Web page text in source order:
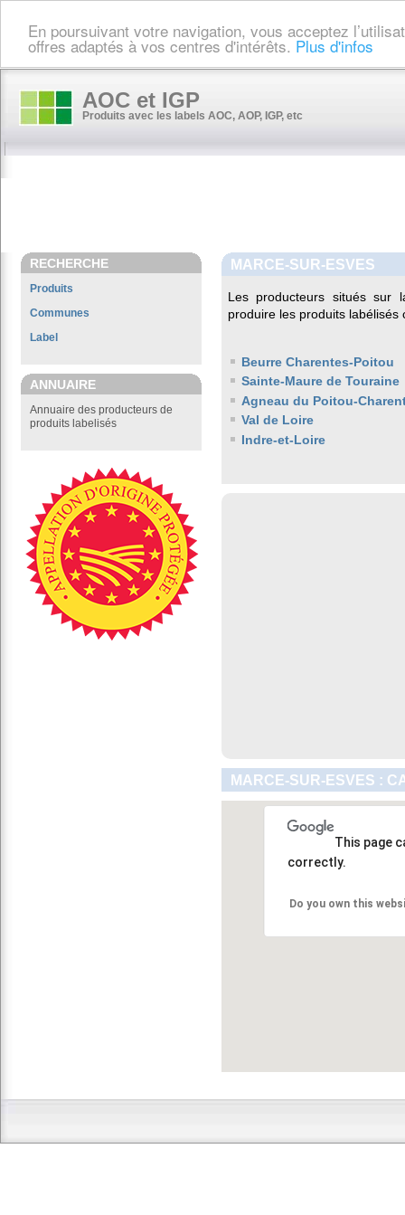
En poursuivant votre navigation, vous acceptez
offres adaptés à vos centres d'intérêts. Plus d'infos
AOC et IGP
Produits avec les labels AOC, AOP, IGP, etc
RECHERCHE
Produits
Communes
Label
ANNUAIRE
Annuaire des producteurs de
produits labelisés
MARCE-SUR-ESVES
Les producteurs situés sur
produire les produits labélisés
Beurre Charentes-Poitou
Sainte-Maure de Touraine
Agneau du Poitou-
Val de Loire
Indre-et-Loire
MARCE-SUR-ESVES :
This page
correctly.
Do you own this